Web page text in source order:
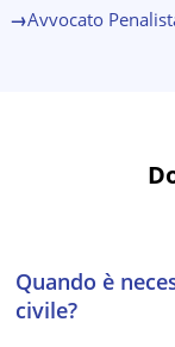
→Avvocato
Quando è
civile?